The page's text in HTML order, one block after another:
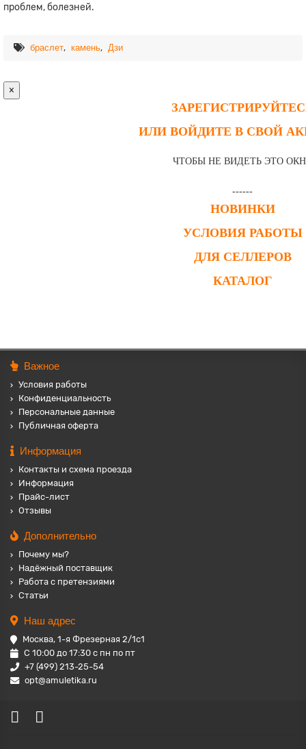
проблем, болезней.
браслет, камень, Дзи
×
ИЛИ ВОЙДИТЕ В СВОЙ
ЧТОБЫ НЕ ВИДЕТЬ ЭТО
------
НОВИНКИ
УСЛОВИЯ РАБОТЫ
ДЛЯ СЕЛЛЕРОВ
КАТАЛОГ
Важное
Условия работы
Конфиденциальность
Персональные данные
Публичная оферта
Информация
Контакты и схема проезда
Информация
Прайс-лист
Отзывы
Дополнительно
Почему мы?
Надёжный поставщик
Работа с претензиями
Статьи
Наш адрес
Москва, 1-я Фрезерная 2/1с1
С 10:00 до 17:30 с пн по пт
+7 (499) 213-25-54
opt@amuletika.ru